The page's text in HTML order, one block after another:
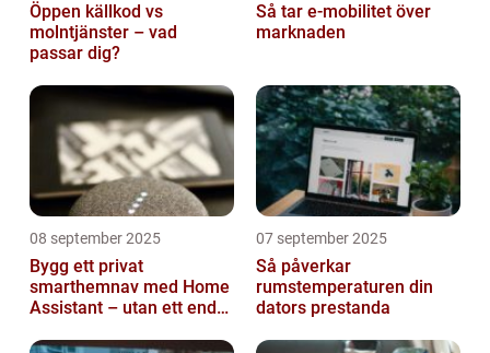
Öppen källkod vs
molntjänster – vad
passar dig?
Så tar e-mobilitet över
marknaden
08 september 2025
Bygg ett privat
smarthemnav med Home
Assistant – utan ett enda
07 september 2025
Så påverkar
rumstemperaturen din
dators prestanda